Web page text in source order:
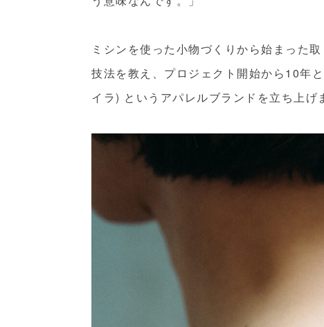
ミシンを使った小物づくりから始まった
技法を教え、プロジェクト開始から10年
イラ) というアパレルブランドを立ち上げ